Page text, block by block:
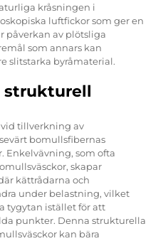
kråsningen i
luftfickor som ger en
påverkan av plötsliga
som annars kan
slitstarka byråmaterial.
strukturell
tillverkning av
bomullsfibernas
Enkelvävning, som ofta
skapar
kättrådarna och
under belastning, vilket
tygytan istället för att
punkter. Denna strukturella
kan bära